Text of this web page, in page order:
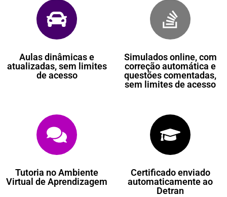
Aulas dinâmicas e
atualizadas, sem limites
de acesso
Simulados online, com
correção automática e
questões comentadas,
sem limites de acesso
Tutoria no Ambiente
Virtual de Aprendizagem
Certificado enviado
automaticamente ao
Detran